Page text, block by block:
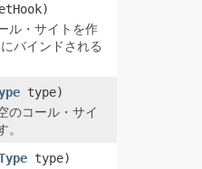
ル・サイトを作
バインドされる
type)
のコール・サイ
。
type)